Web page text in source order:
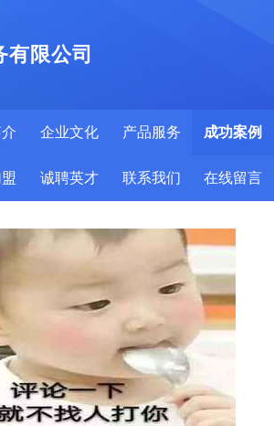
有限公司
企业文化 产品服务 成功案例
诚聘英才 联系我们 在线留言